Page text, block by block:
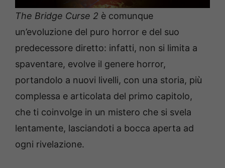
The Bridge Curse 2 è comunque
un’evoluzione del puro horror e del suo
predecessore diretto: infatti, non si limita a
spaventare, evolve il genere horror,
portandolo a nuovi livelli, con una storia, più
complessa e articolata del primo capitolo,
che ti coinvolge in un mistero che si svela
lentamente, lasciandoti a bocca aperta ad
ogni rivelazione.